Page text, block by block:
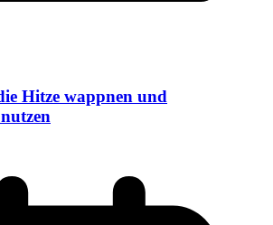
Hitze wappnen und